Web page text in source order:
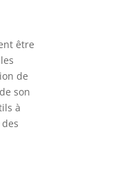
être
de
son
à